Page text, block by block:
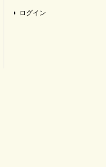
ログイン